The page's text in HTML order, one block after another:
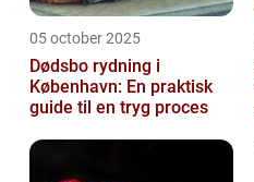
05 october 2025
Dødsbo rydning i
København: En praktisk
guide til en tryg proces